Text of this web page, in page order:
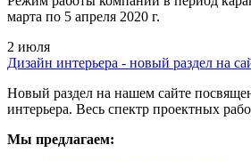
марта по 5 апреля 2020 г.
2 июля
Дизайн интерьера - новый раздел на
Новый раздел на нашем сайте
интерьера. Весь спектр проектных
Мы предлагаем: